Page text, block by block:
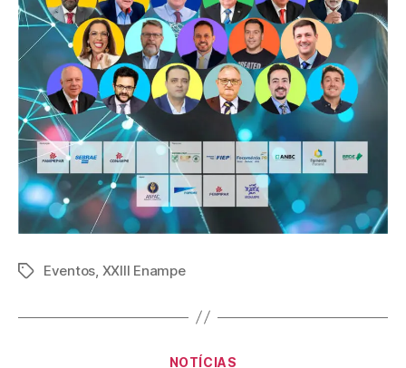
Eventos, XXIII Enampe
NOTÍCIAS